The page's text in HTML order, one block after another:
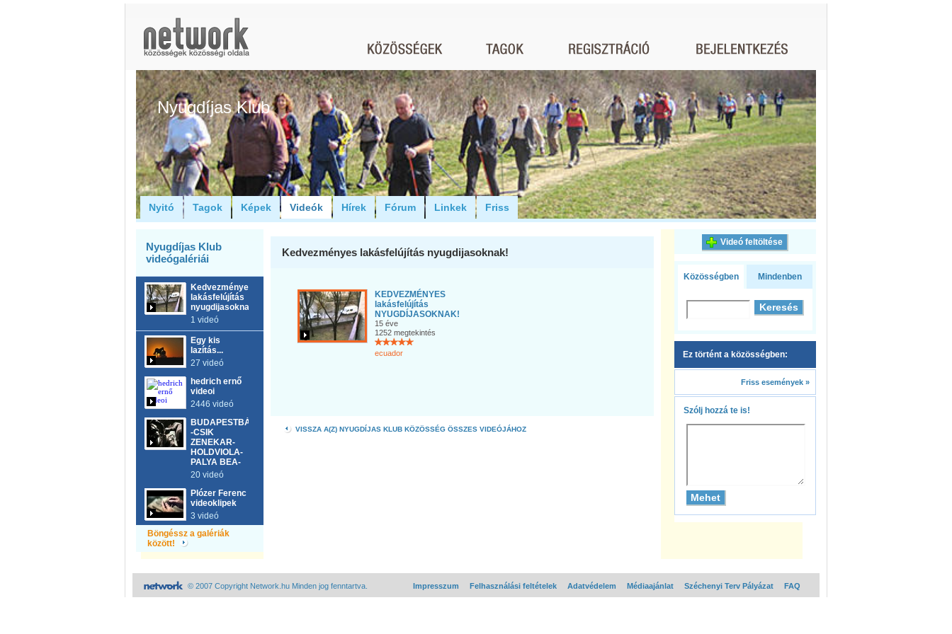
Nyugdíjas Klub
Nyitó Tagok Képek Videók Hírek Fórum Linkek Friss
Nyugdíjas Klub
videógalériái
Kedvezményes
lakásfelújítás
nyugdijasoknak!
1 videó
Egy kis
lazítás...
27 videó
hedrich ernő
videoi
2446 videó
BUDAPESTBÁR
-CSIK
ZENEKAR-
HOLDVIOLA-
PALYA BEA-
20 videó
Plózer Ferenc
videoklipek
3 videó
Böngéssz a galériák
között!
Kedvezményes lakásfelújítás nyugdijasoknak!
KEDVEZMÉNYES
lakásfelújítás
NYUGDÍJASOKNAK!
15 éve
1252 megtekintés
ecuador
VISSZA A(Z) NYUGDÍJAS KLUB KÖZÖSSÉG ÖSSZES VIDEÓJÁHOZ
Videó feltöltése
Közösségben Mindenben
Ez történt a közösségben:
Friss események »
Szólj hozzá te is!
© 2007 Copyright Network.hu Minden jog fenntartva. Impresszum Felhasználási feltételek Adatvédelem Médiaajánlat Széchenyi Terv Pályázat FAQ